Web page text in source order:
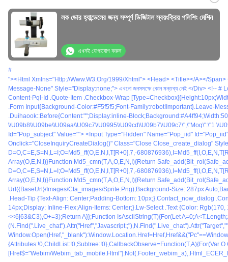
লক ডোর হ্যান্ডেলের জন্য সম্পূর্ণ ডিজিটাল স্বয়ংক্রিয় পলিশিং মেশিন
এখনই যোগাযোগ করুন
#
"><html Xmlns="http://www.w3.org/1999/xhtml"> <head> <title></a></span> <span>#<a Href="/bengali/buy-Auto-Buffing-Machine.html" Title="স্বয়ংক্রিয় মসৃণতা মেশিন">স্বয়ংক্রিয় মসৃণতা মেশিন</a></span> <span>#<a Href="/bengali/buy-Auto-
L}/images/cta_images/sprite.png);background-Size: 287px Auto;background-Position: -20px -18px;}.contact_now_dialog .content-Wrap .desc {background: Url({baseUrl}/images/cta_images/bg_l.png) No-Repeat;background-Size: 100%